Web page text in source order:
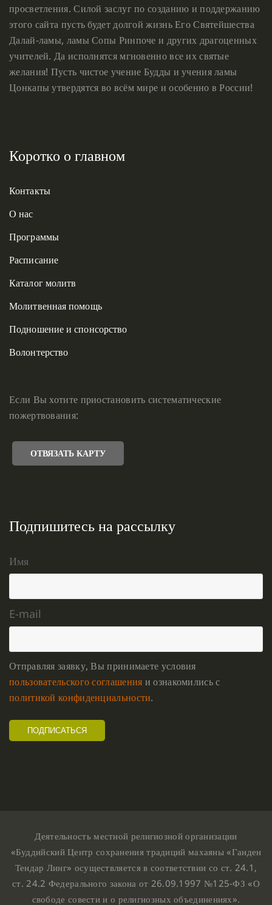
просветления. Силой заслуг по созданию и поддержанию
этого сайта пусть будет долгой жизнь Его Святейшества
Далай-ламы, ламы Сопы Ринпоче и других драгоценных
учителей. Да исполнятся мгновенно все их святые
желания! Пусть чистое учение Будды и учения ламы
Цонкапы утвердятся во всём мире и особенно в России!
Коротко о главном
Контакты
О нас
Программы
Расписание
Каталог молитв
Молитвенная помощь
Подношение и спонсорство
Волонтерство
Если Вы хотите приостановить систематические
пожертвования:
ОТВЯЗАТЬ КАРТУ
Подпишитесь на рассылку
Имя
E-mail
Отправляя заявку, Вы принимаете условия
пользовательского соглашения и ознакомились с
политикой конфиденциальности.
Деятельность местной религиозной организации
«Буддийский Центр сохранения традиций махаяны «Ганден
Тендар Линг» осуществляется в соответствии со ст. 24.1,
ст. 24.2 Федерального закона от 26.09.1997 №125-ФЗ «О
свободе совести и о религиозных объединениях».